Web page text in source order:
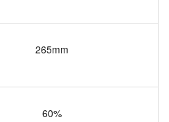
265mm
60%